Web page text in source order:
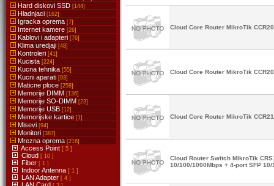
Hard diskovi SSD [144]
Hladnjaci [162]
Igracka oprema [7]
Internet kamere [26]
Kablovi i adapteri [76]
Klima uredjaji [48]
Kontroleri [41]
Kucista [224]
Kucna tehnika [55]
Kucni aparati [93]
Maticne ploce [258]
Memorije DIMM [136]
Memorije SO-DIMM [23]
Memorije USB [12]
Memorijske kartice [1]
Misevi [94]
Monitori [387]
Mrezna oprema [216]
Access Point [ 5 ]
Cloud [ 10 ]
Fiber [ 1 ]
Indoor Antenna [ 1 ]
LAN Adapter [ 4 ]
Cloud Core Router MikroTik
Cloud Core Router MikroTik
Cloud Core Router MikroTik
Cloud Router Switch MikroTik
10/100/1000Mbps + 4-port SFP